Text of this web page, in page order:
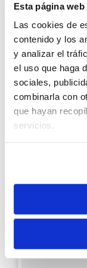
Esta página
Las cookies de
contenido y los
y analizar el
el uso que haga
sociales,
combinarla con
que hayan
servicios.
Sin Stock